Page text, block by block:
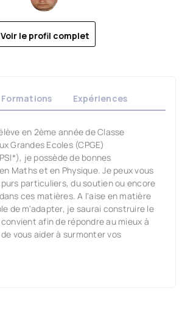
Voir le profil complet
Formations Expériences
en 2ème année de Classe
Grandes Ecoles (CPGE)
je possède de bonnes
Maths et en Physique. Je peux vous
particuliers, du soutien ou encore
ces matières. A l'aise en matière
de m'adapter, je saurai construire le
afin de répondre au mieux à
vous aider à surmonter vos